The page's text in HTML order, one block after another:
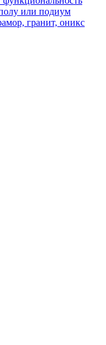
или подиум
гранит, оникс